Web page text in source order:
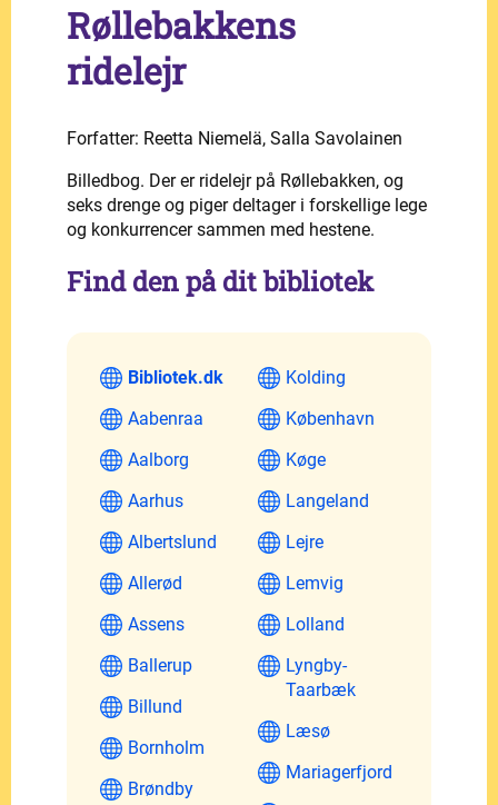
Røllebakkens
ridelejr
Forfatter: Reetta Niemelä, Salla Savolainen
Billedbog. Der er ridelejr på Røllebakken, og
seks drenge og piger deltager i forskellige lege
og konkurrencer sammen med hestene.
Find den på dit bibliotek
Bibliotek.dk
Aabenraa
Aalborg
Aarhus
Albertslund
Allerød
Assens
Ballerup
Billund
Bornholm
Brøndby
Kolding
København
Køge
Langeland
Lejre
Lemvig
Lolland
Lyngby-
Taarbæk
Læsø
Mariagerfjord